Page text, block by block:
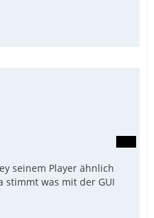
seinem Player ähnlich
stimmt was mit der GUI